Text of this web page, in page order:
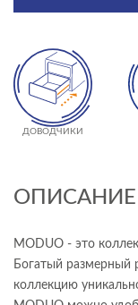
ДОВОДЧИКИ
ОПИСАНИЕ
MODUO - это
Богатый размерный
коллекцию